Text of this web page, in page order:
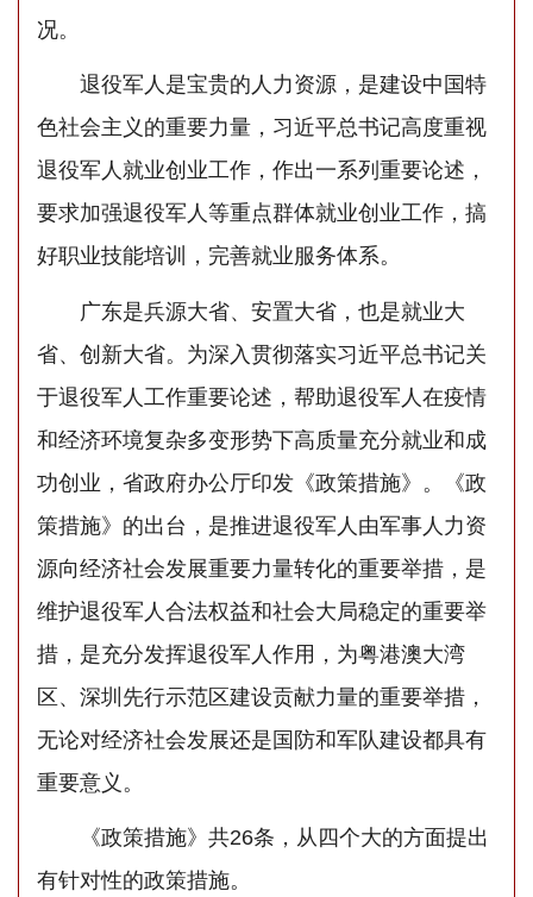
况。
退役军人是宝贵的人力资源，是建设中国特
色社会主义的重要力量，习近平总书记高度重视
退役军人就业创业工作，作出一系列重要论述，
要求加强退役军人等重点群体就业创业工作，搞
好职业技能培训，完善就业服务体系。
广东是兵源大省、安置大省，也是就业大
省、创新大省。为深入贯彻落实习近平总书记关
于退役军人工作重要论述，帮助退役军人在疫情
和经济环境复杂多变形势下高质量充分就业和成
功创业，省政府办公厅印发《政策措施》。《政
策措施》的出台，是推进退役军人由军事人力资
源向经济社会发展重要力量转化的重要举措，是
维护退役军人合法权益和社会大局稳定的重要举
措，是充分发挥退役军人作用，为粤港澳大湾
区、深圳先行示范区建设贡献力量的重要举措，
无论对经济社会发展还是国防和军队建设都具有
重要意义。
《政策措施》共26条，从四个大的方面提出
有针对性的政策措施。